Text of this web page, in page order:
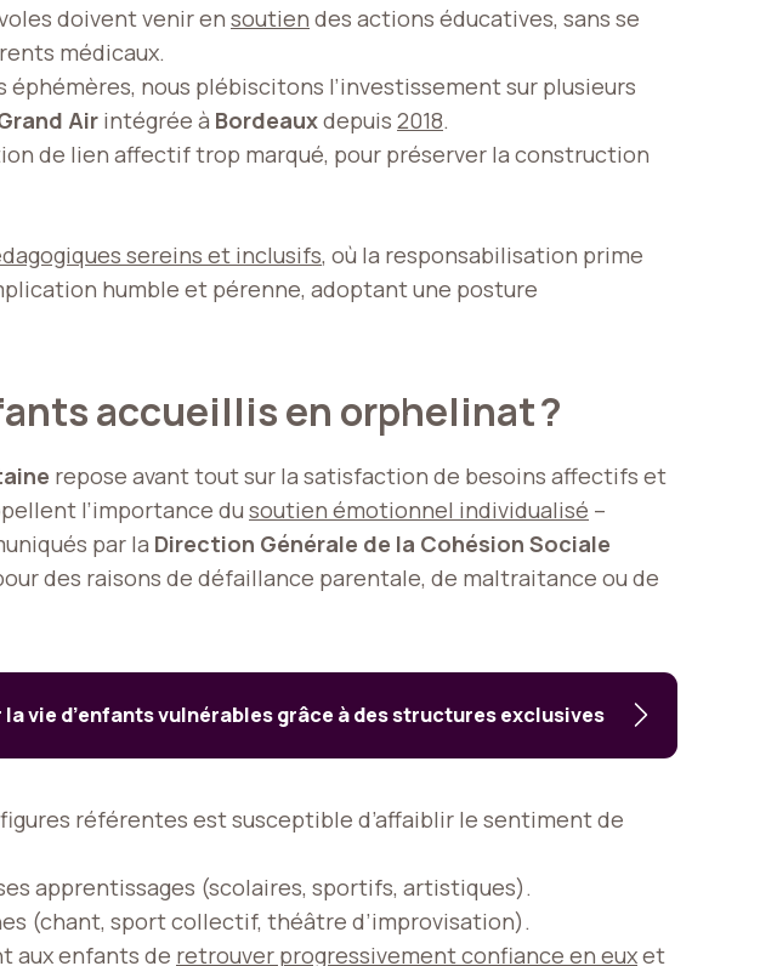
doivent venir en soutien des actions éducatives, sans se
médicaux.
nous plébiscitons l’investissement sur plusieurs
Air intégrée à Bordeauxdepuis 2018.
de lien affectif trop marqué, pour préserver la construction
sereins et inclusifs, où la responsabilisation prime
humble et pérenne, adoptant une posture
accueillis en orphelinat ?
repose avant tout sur la satisfaction de besoins affectifs et
l’importance du soutien émotionnel individualisé –
par la Direction Générale de la Cohésion Sociale
des raisons de défaillance parentale, de maltraitance ou de
vie d’enfants vulnérables grâce à des structures exclusives
référentes est susceptible d’affaiblir le sentiment de
apprentissages (scolaires, sportifs, artistiques).
(chant, sport collectif, théâtre d’improvisation).
aux enfants de retrouver progressivement confiance en euxet